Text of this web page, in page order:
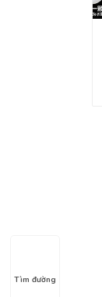
Tìm đường